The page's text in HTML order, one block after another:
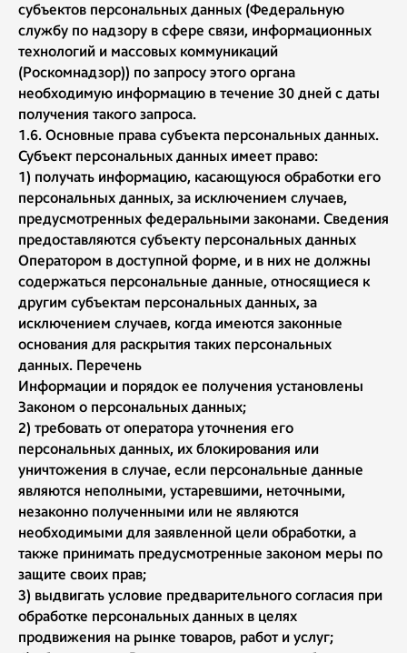
субъектов персональных данных (Федеральную
службу по надзору в сфере связи, информационных
технологий и массовых коммуникаций
(Роскомнадзор)) по запросу этого органа
необходимую информацию в течение 30 дней с даты
получения такого запроса.
1.6. Основные права субъекта персональных данных.
Субъект персональных данных имеет право:
1) получать информацию, касающуюся обработки его
персональных данных, за исключением случаев,
предусмотренных федеральными законами. Сведения
предоставляются субъекту персональных данных
Оператором в доступной форме, и в них не должны
содержаться персональные данные, относящиеся к
другим субъектам персональных данных, за
исключением случаев, когда имеются законные
основания для раскрытия таких персональных
данных. Перечень
Информации и порядок ее получения установлены
Законом о персональных данных;
2) требовать от оператора уточнения его
персональных данных, их блокирования или
уничтожения в случае, если персональные данные
являются неполными, устаревшими, неточными,
незаконно полученными или не являются
необходимыми для заявленной цели обработки, а
также принимать предусмотренные законом меры по
защите своих прав;
3) выдвигать условие предварительного согласия при
обработке персональных данных в целях
продвижения на рынке товаров, работ и услуг;